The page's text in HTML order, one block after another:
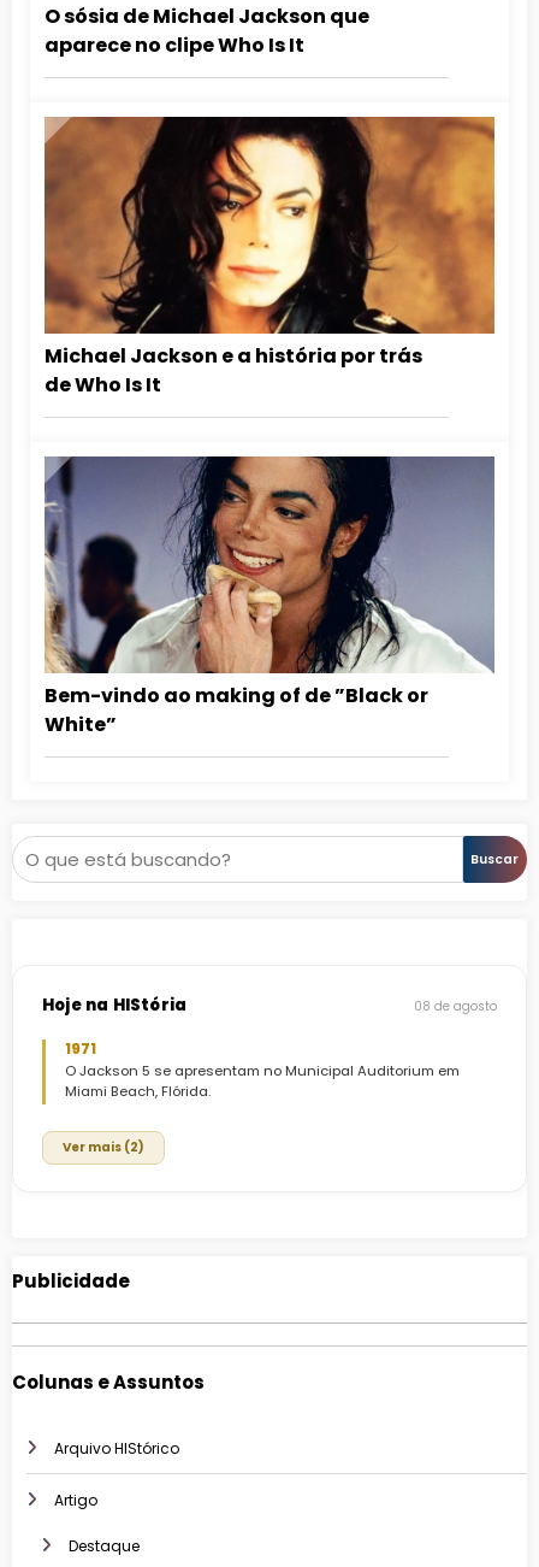
O sósia de Michael Jackson que
aparece no clipe Who Is It
Michael Jackson e a história por trás
de Who Is It
Bem-vindo ao making of de ”Black or
White”
Pesquisar Buscar
Hoje na HIStória 08 de agosto
1971
O Jackson 5 se apresentam no Municipal Auditorium em
Miami Beach, Flórida.
Ver mais (2)
Publicidade
Colunas e Assuntos
Arquivo HIStórico
Artigo
Destaque